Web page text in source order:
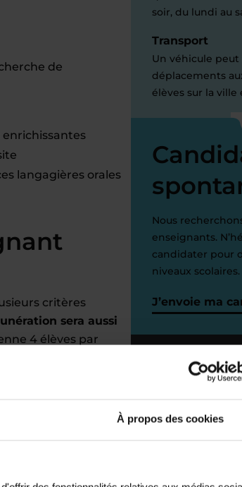
À propos des cookies
de
langagières orales
critères
sera aussi
4 élèves par
soir, du lundi au
Transport
Un véhicule peut
déplacements
élèves sur la ville
Nous
enseignants.
candidater pour
niveaux scolaires.
J’envoie ma
Votre
référent
60 RUE